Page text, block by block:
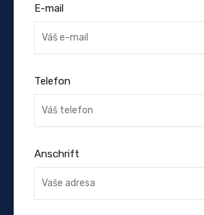
E-mail
Telefon
Anschrift